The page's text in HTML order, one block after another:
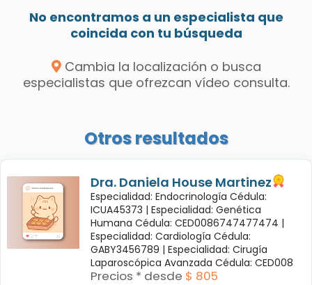
No encontramos a un especialista que
coincida con tu búsqueda
Cambia la localización o busca
especialistas que ofrezcan vídeo consulta.
Otros resultados
Dra. Daniela House Martinez
Especialidad: Endocrinología Cédula:
ICUA45373 | Especialidad: Genética
Humana Cédula: CED0086747477474 |
Especialidad: Cardiología Cédula:
GABY3456789 | Especialidad: Cirugía
Laparoscópica Avanzada Cédula: CED008
Precios * desde $ 805